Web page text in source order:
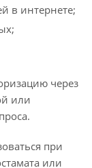
в интернете;
через
или
при
или